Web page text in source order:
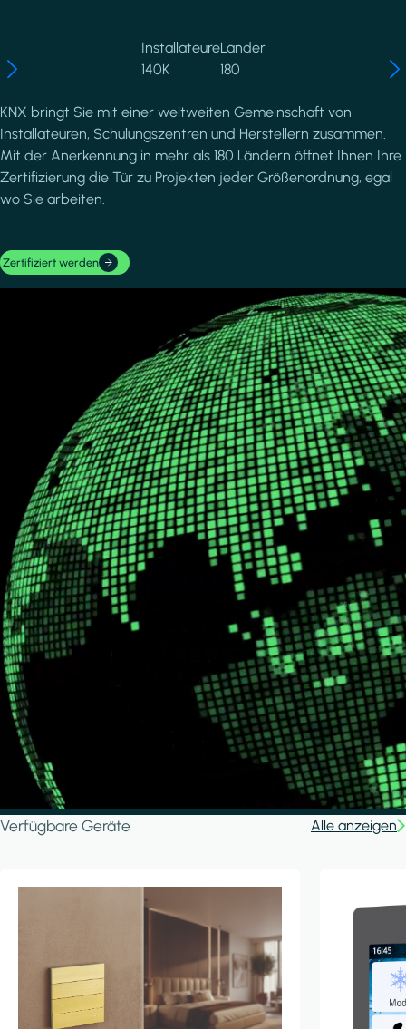
Installateure
140K
Länder
180
KNX bringt Sie mit einer weltweiten Gemeinschaft von
Installateuren, Schulungszentren und Herstellern zusammen.
Mit der Anerkennung in mehr als 180 Ländern öffnet Ihnen Ihre
Zertifizierung die Tür zu Projekten jeder Größenordnung, egal
wo Sie arbeiten.
Zertifiziert werden
Verfügbare Geräte Alle anzeigen